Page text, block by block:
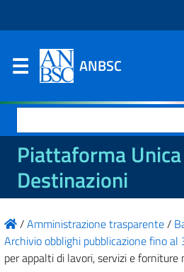
ANBSC
per:
Piattaforma
Destinazioni
/Amministrazione trasparente/
Archivio obblighi pubblicazione fino
per appalti di lavori, servizi e forniture